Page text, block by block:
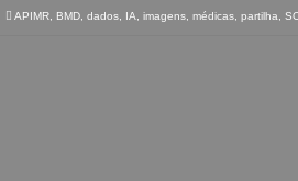
APIMR, BMD, dados, IA imagens, médicas, partilha